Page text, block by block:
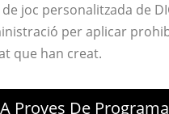
joc personalitzada de
per aplicar
que han creat.
Proves De